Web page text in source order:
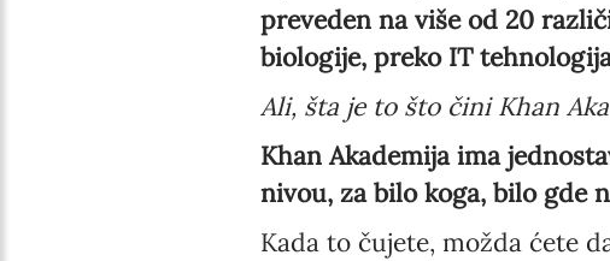
preveden na više od 20
biologije, preko IT
Ali, šta je to što čini Khan
Khan Akademija ima
nivou, za bilo koga, bilo gde
Kada to čujete, možda ćete